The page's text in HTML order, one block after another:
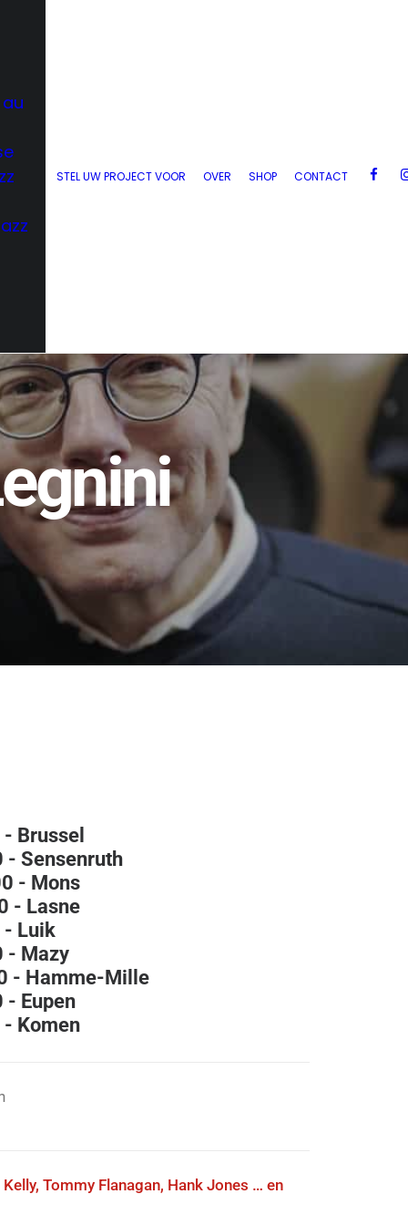
STEL UW PROJECT VOOR OVER SHOP CONTACT
Brussel
- Sensenruth
- Mons
- Lasne
- Luik
- Mazy
- Hamme-Mille
Eupen
Komen
Tommy Flanagan, Hank Jones … en